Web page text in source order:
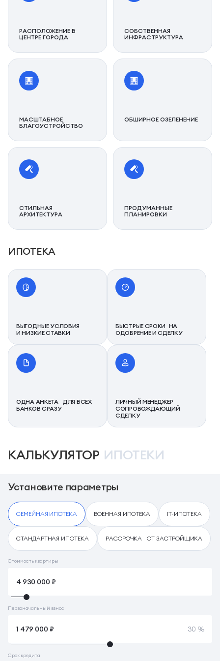
РАСПОЛОЖЕНИЕ В
ЦЕНТРЕ ГОРОДА
СОБСТВЕННАЯ
ИНФРАСТРУКТУРА
МАСШТАБНОЕ
БЛАГОУСТРОЙСТВО
ОБШИРНОЕ ОЗЕЛЕНЕНИЕ
СТИЛЬНАЯ
АРХИТЕКТУРА
ПРОДУМАННЫЕ
ПЛАНИРОВКИ
ИПОТЕКА
ВЫГОДНЫЕ УСЛОВИЯ
И НИЗКИЕ СТАВКИ
БЫСТРЫЕ СРОКИ НА
ОДОБРЕНИЕ И СДЕЛКУ
ОДНА АНКЕТА ДЛЯ ВСЕХ
БАНКОВ СРАЗУ
ЛИЧНЫЙ МЕНЕДЖЕР
СОПРОВОЖДАЮЩИЙ
СДЕЛКУ
КАЛЬКУЛЯТОР ИПОТЕКИ
Установите параметры
СЕМЕЙНАЯ ИПОТЕКА ВОЕННАЯ ИПОТЕКА IT-ИПОТЕКА
СТАНДАРТНАЯ ИПОТЕКА РАССРОЧКА ОТ ЗАСТРОЙЩИКА
Стоимость квартиры
Первоначальный взнос
30 %
Срок кредита